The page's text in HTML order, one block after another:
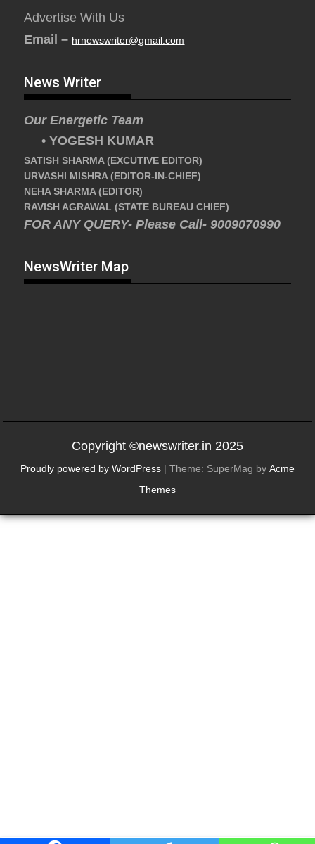
Advertise With Us
Email – hrnewswriter@gmail.com
News Writer
Our Energetic Team
• YOGESH KUMAR
SATISH SHARMA (EXCUTIVE EDITOR)
URVASHI MISHRA (EDITOR-IN-CHIEF)
NEHA SHARMA (EDITOR)
RAVISH AGRAWAL (STATE BUREAU CHIEF)
FOR ANY QUERY- Please Call- 9009070990
NewsWriter Map
Copyright ©newswriter.in 2025
Proudly powered by WordPress | Theme: SuperMag by Acme
Themes